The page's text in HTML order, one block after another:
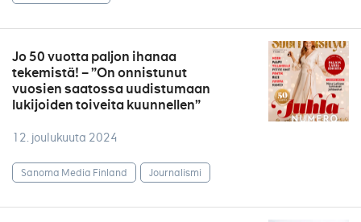
Jo 50 vuotta paljon ihanaa
tekemistä! – ”On onnistunut
vuosien saatossa uudistumaan
lukijoiden toiveita kuunnellen”
12. joulukuuta 2024
Sanoma Media Finland Journalismi